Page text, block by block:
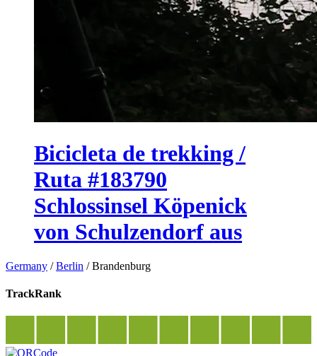
Bicicleta de trekking /
Ruta #183790
Schlossinsel Köpenick
von Schulzendorf aus
Germany /Berlin /Brandenburg
TrackRank